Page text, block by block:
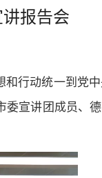
报告会
行动统一到党
宣讲团成员、